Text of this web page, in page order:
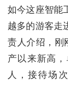
如今这座智能
越多的游客走
责人介绍，刚
产以来新高
人，接待场